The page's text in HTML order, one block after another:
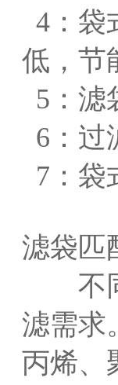
4：袋
低，节
5：滤
6：过
7：袋
滤袋匹
不同
滤需求
丙烯、